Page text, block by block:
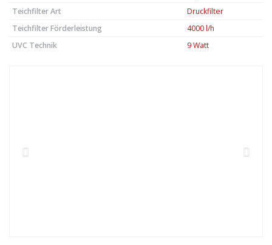
Teichfilter Art
Druckfilter
Teichfilter Förderleistung
4000 l/h
UVC Technik
9 Watt